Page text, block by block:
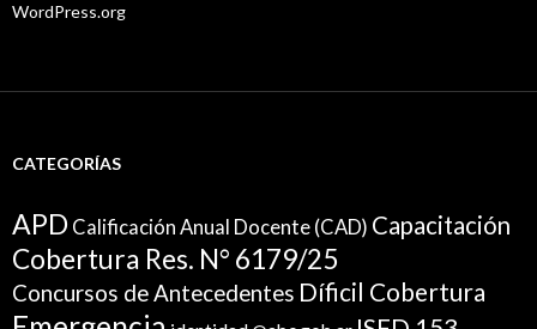
WordPress.org
CATEGORÍAS
APD Calificación Anual Docente (CAD) Capacitación
Cobertura Res. N° 6179/25
Concursos de Antecedentes Díficil Cobertura